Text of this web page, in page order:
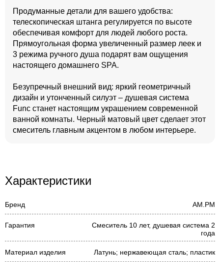
Продуманные детали для вашего удобства:
телескопическая штанга регулируется по высоте
обеспечивая комфорт для людей любого роста.
Прямоугольная форма увеличенный размер леек и
3 режима ручного душа подарят вам ощущения
настоящего домашнего SPA.
Безупречный внешний вид: яркий геометричный
дизайн и утонченный силуэт – душевая система
Func станет настоящим украшением современной
ванной комнаты. Черный матовый цвет сделает этот
смеситель главным акцентом в любом интерьере.
Характеристики
Бренд AM.PM
Гарантия
Смеситель 10 лет, душевая система 2
года
Материал изделия Латунь; нержавеющая сталь; пластик